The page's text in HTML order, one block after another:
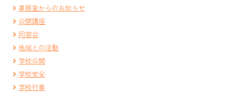
事務室からのお知らせ
公開講座
同窓会
地域との活動
学校公開
学校安全
学校行事